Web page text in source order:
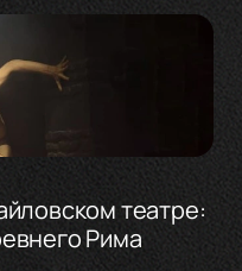
театре:
Рима